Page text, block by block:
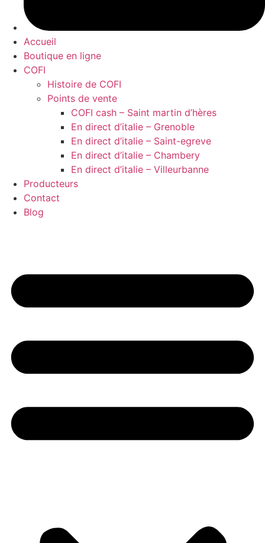
Accueil
Boutique en ligne
COFI
Histoire de COFI
Points de vente
COFI cash – Saint martin d’hères
En direct d’italie – Grenoble
En direct d’italie – Saint-egreve
En direct d’italie – Chambery
En direct d’italie – Villeurbanne
Producteurs
Contact
Blog